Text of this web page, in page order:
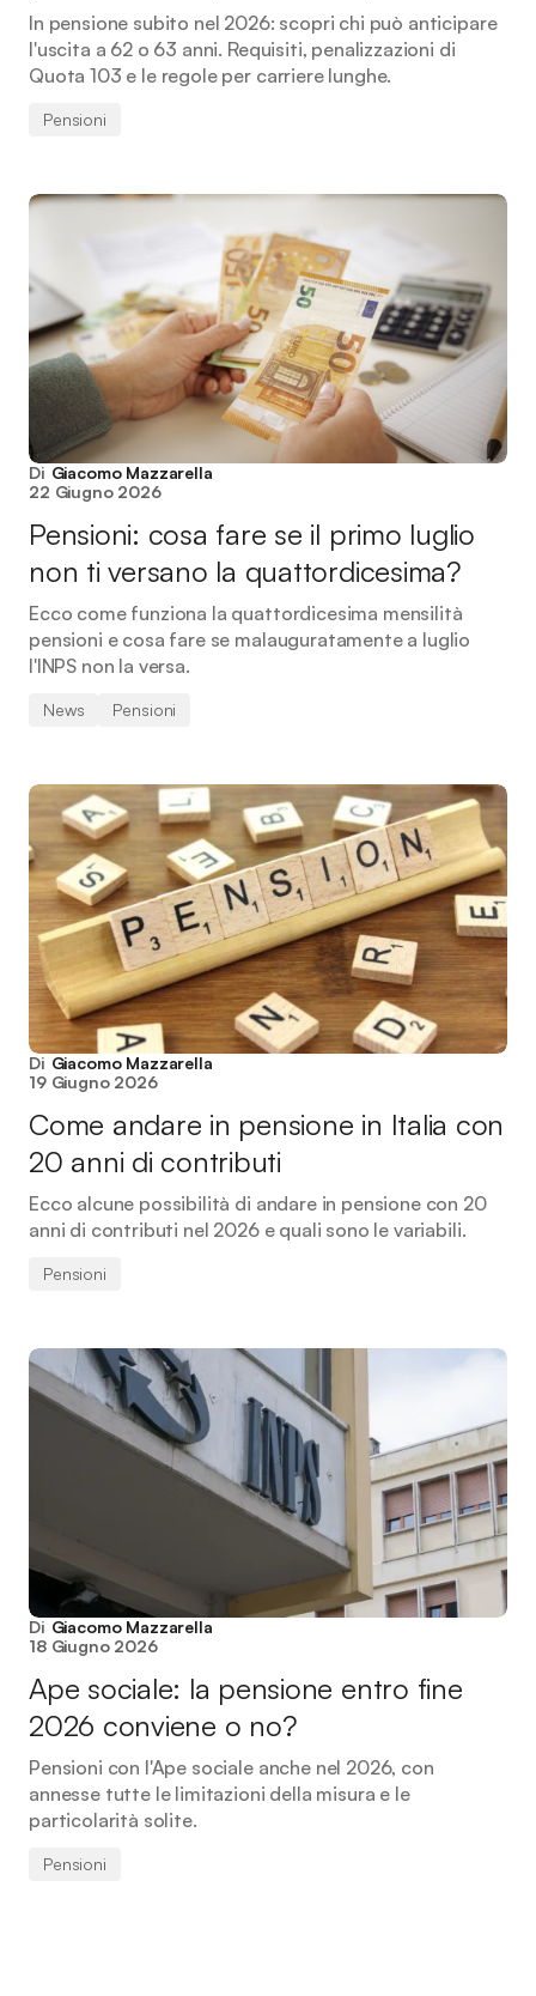
In pensione subito nel 2026: scopri chi può anticipare
l'uscita a 62 o 63 anni. Requisiti, penalizzazioni di
Quota 103 e le regole per carriere lunghe.
Pensioni
Di Giacomo Mazzarella
22 Giugno 2026
Pensioni: cosa fare se il primo luglio
non ti versano la quattordicesima?
Ecco come funziona la quattordicesima mensilità
pensioni e cosa fare se malauguratamente a luglio
l'INPS non la versa.
News Pensioni
Di Giacomo Mazzarella
19 Giugno 2026
Come andare in pensione in Italia con
20 anni di contributi
Ecco alcune possibilità di andare in pensione con 20
anni di contributi nel 2026 e quali sono le variabili.
Pensioni
Di Giacomo Mazzarella
18 Giugno 2026
Ape sociale: la pensione entro fine
2026 conviene o no?
Pensioni con l'Ape sociale anche nel 2026, con
annesse tutte le limitazioni della misura e le
particolarità solite.
Pensioni